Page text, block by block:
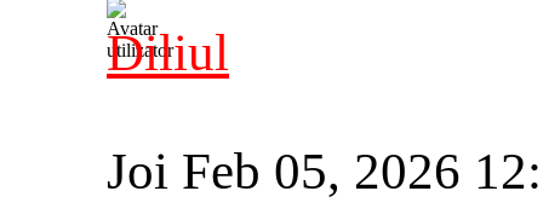
Diliul
Joi Feb 05, 2026